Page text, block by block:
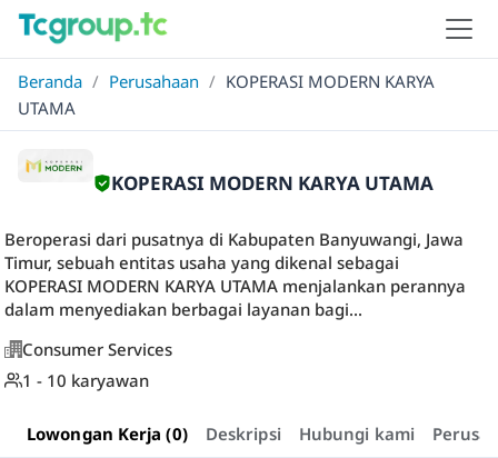
Beranda / Perusahaan / KOPERASI MODERN KARYA
UTAMA
KOPERASI MODERN KARYA UTAMA
Beroperasi dari pusatnya di Kabupaten Banyuwangi, Jawa
Timur, sebuah entitas usaha yang dikenal sebagai
KOPERASI MODERN KARYA UTAMA menjalankan perannya
dalam menyediakan berbagai layanan bagi...
Consumer Services
1 - 10 karyawan
Lowongan Kerja (0) Deskripsi Hubungi kami